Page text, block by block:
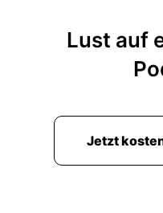
Lust auf
Jetzt